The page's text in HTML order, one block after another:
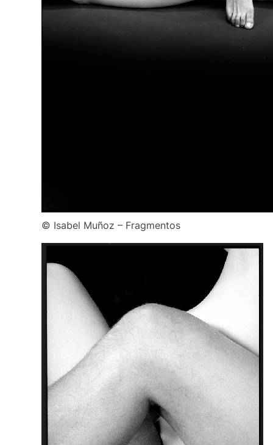
© Isabel Muñoz – Fragmentos